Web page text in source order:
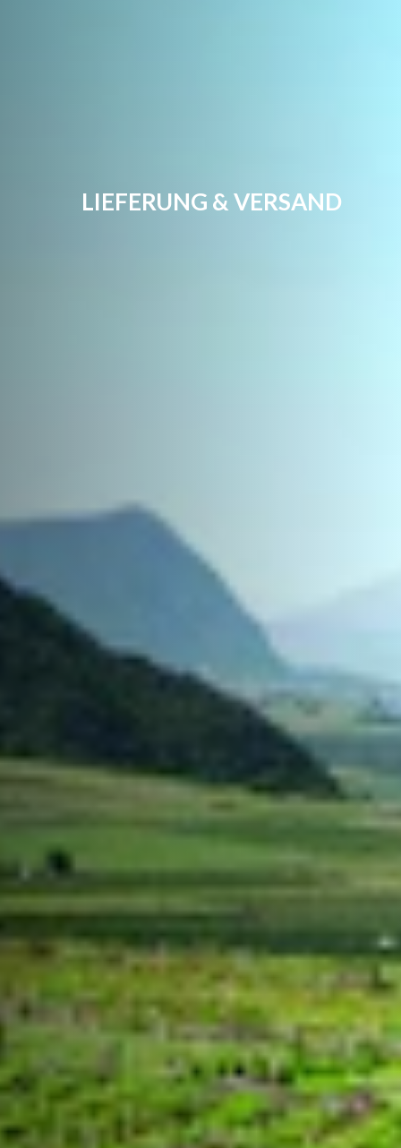
LIEFERUNG & VERSAND